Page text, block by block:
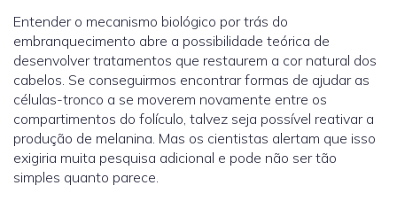
Entender o mecanismo biológico por trás do
embranquecimento abre a possibilidade teórica de
desenvolver tratamentos que restaurem a cor natural dos
cabelos. Se conseguirmos encontrar formas de ajudar as
células-tronco a se moverem novamente entre os
compartimentos do folículo, talvez seja possível reativar a
produção de melanina. Mas os cientistas alertam que isso
exigiria muita pesquisa adicional e pode não ser tão
simples quanto parece.